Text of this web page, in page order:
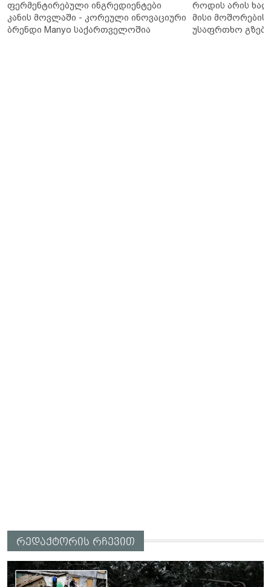
ფერმენტირებული ინგრედიენტები
კანის მოვლაში - კორეული ინოვაციური
ბრენდი Manyo საქართველოშია
როდის არის
მისი მოშორების
უსაფრთხო გზები
რედაქტორის რჩევით